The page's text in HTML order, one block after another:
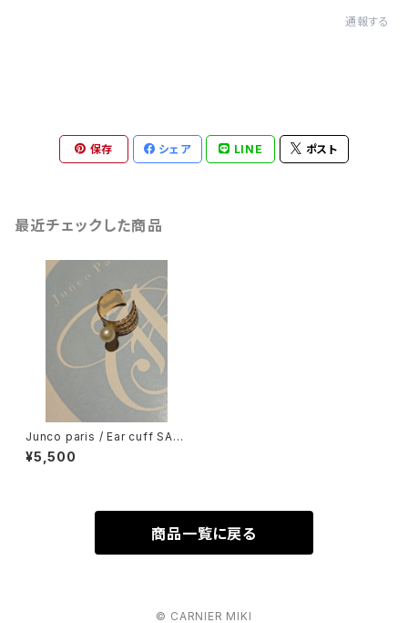
通報する
保存 シェア LINE ポスト
最近チェックした商品
Junco paris / Ear cuff SALE
￥11000 ⇒￥5500
¥5,500
商品一覧に戻る
© CARNIER MIKI